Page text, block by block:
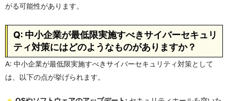
がる可能性があります。
Q: 中小企業が最低限実施すべきサイバーセキュリ
ティ対策にはどのようなものがありますか？
A: 中小企業が最低限実施すべきサイバーセキュリティ対策として
は、以下の点が挙げられます。